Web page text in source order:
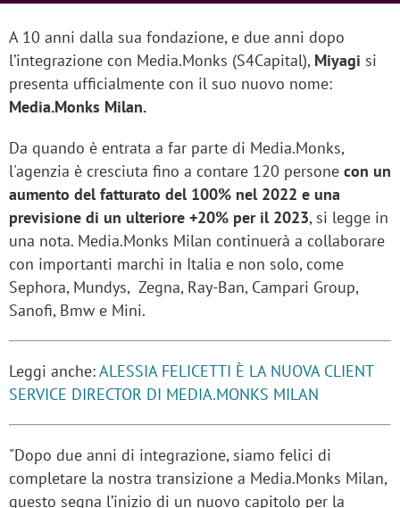
A 10 anni dalla sua fondazione, e due anni dopo
l’integrazione con Media.Monks (S4Capital), Miyagi si
presenta ufficialmente con il suo nuovo nome:
Media.Monks Milan.
Da quando è entrata a far parte di Media.Monks,
l'agenzia è cresciuta fino a contare 120 persone con un
aumento del fatturato del 100% nel 2022 e una
previsione di un ulteriore +20% per il 2023, si legge in
una nota. Media.Monks Milan continuerà a collaborare
con importanti marchi in Italia e non solo, come
Sephora, Mundys, Zegna, Ray-Ban, Campari Group,
Sanofi, Bmw e Mini.
Leggi anche:ALESSIA FELICETTI È LA NUOVA CLIENT
SERVICE DIRECTOR DI MEDIA.MONKS MILAN
"Dopo due anni di integrazione, siamo felici di
completare la nostra transizione a Media.Monks Milan,
questo segna l’inizio di un nuovo capitolo per la